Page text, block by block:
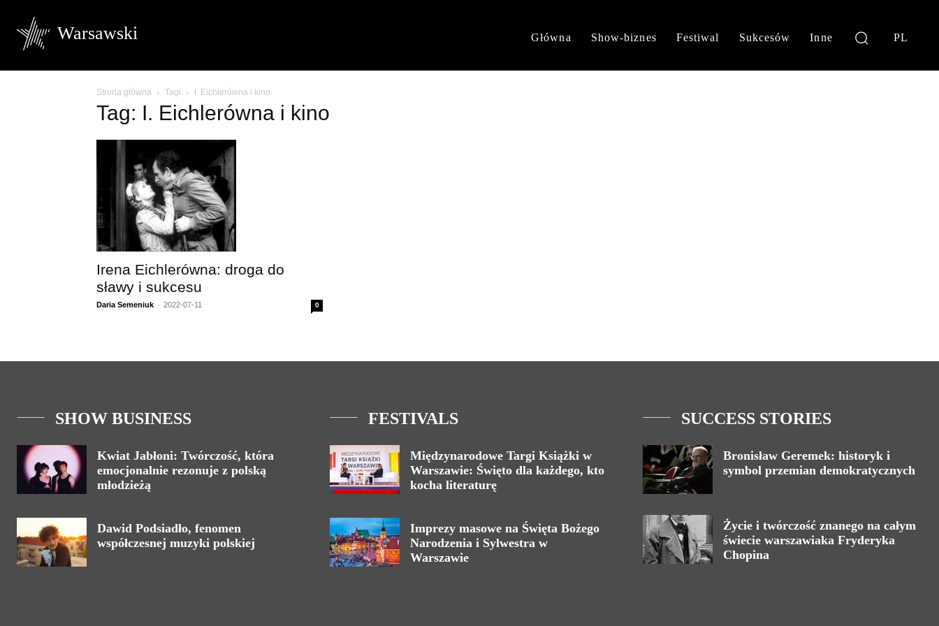
Warsawski Główna Show-biznes Festiwal Sukcesów Inne PL
Strona główna Tagi I. Eichlerówna i kino
Tag: I. Eichlerówna i kino
Irena Eichlerówna: droga do
sławy i sukcesu
Daria Semeniuk - 2022-07-11 0
SHOW BUSINESS
Kwiat Jabłoni: Twórczość, która
emocjonalnie rezonuje z polską
młodzieżą
Dawid Podsiadło, fenomen
współczesnej muzyki polskiej
FESTIVALS
Międzynarodowe Targi Książki w
Warszawie: Święto dla każdego, kto
kocha literaturę
Imprezy masowe na Święta Bożego
Narodzenia i Sylwestra w
Warszawie
SUCCESS STORIES
Bronisław Geremek: historyk i
symbol przemian demokratycznych
Życie i twórczość znanego na całym
świecie warszawiaka Fryderyka
Chopina